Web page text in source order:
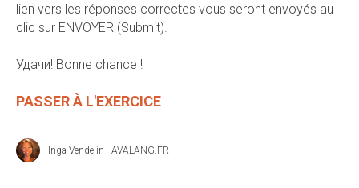
lien vers les réponses correctes vous seront envoyés au
clic sur ENVOYER (Submit).
Удачи! Bonne chance !
PASSER À L'EXERCICE
Inga Vendelin - AVALANG.FR